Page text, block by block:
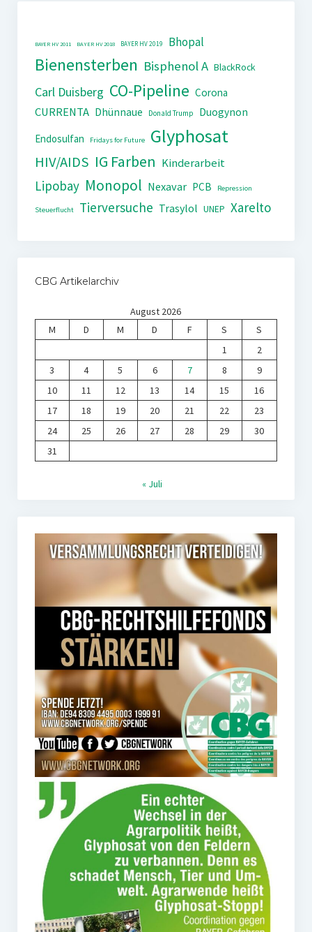
BAYER HV 2011 BAYER HV 2018 BAYER HV 2019 Bhopal
Bienensterben Bisphenol A BlackRock
Carl Duisberg CO-Pipeline Corona
CURRENTA Dhünnaue Donald Trump
Duogynon
Endosulfan
Fridays for Future Glyphosat
HIV/AIDS IG Farben Kinderarbeit
Lipobay Monopol Nexavar PCB Repression
Steuerflucht Tierversuche Trasylol UNEP Xarelto
CBG Artikelarchiv
August 2026
M
D M D F S
S
1
2
3
4 5 6 7 8
9
10
11 12 13 14 15
16
17
18 19 20 21 22
23
24
25 26 27 28 29
30
31
« Juli